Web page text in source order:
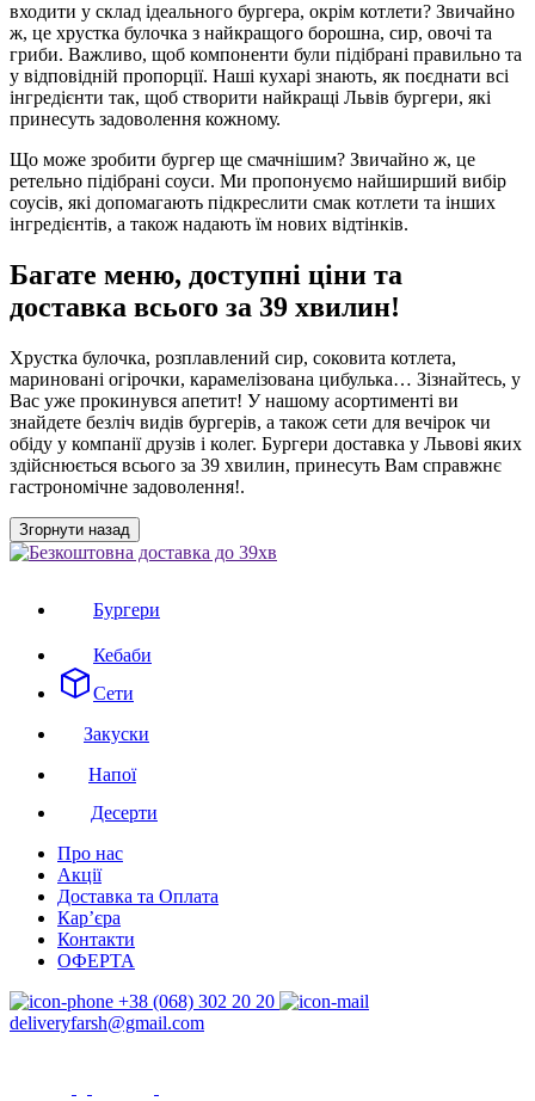
входити у склад ідеального бургера, окрім котлети? Звичайно
ж, це хрустка булочка з найкращого борошна, сир, овочі та
гриби. Важливо, щоб компоненти були підібрані правильно та
у відповідній пропорції. Наші кухарі знають, як поєднати всі
інгредієнти так, щоб створити найкращі Львів бургери, які
принесуть задоволення кожному.
Що може зробити бургер ще смачнішим? Звичайно ж, це
ретельно підібрані соуси. Ми пропонуємо найширший вибір
соусів, які допомагають підкреслити смак котлети та інших
інгредієнтів, а також надають їм нових відтінків.
Багате меню, доступні ціни та
доставка всього за 39 хвилин!
Хрустка булочка, розплавлений сир, соковита котлета,
мариновані огірочки, карамелізована цибулька… Зізнайтесь, у
Вас уже прокинувся апетит! У нашому асортименті ви
знайдете безліч видів бургерів, а також сети для вечірок чи
обіду у компанії друзів і колег. Бургери доставка у Львові яких
здійснюється всього за 39 хвилин, принесуть Вам справжнє
гастрономічне задоволення!.
Згорнути назад
Бургери
Кебаби
Сети
Закуски
Напої
Десерти
Про нас
Акції
Доставка та Оплата
Кар’єра
Контакти
ОФЕРТА
+38 (068) 302 20 20
deliveryfarsh@gmail.com